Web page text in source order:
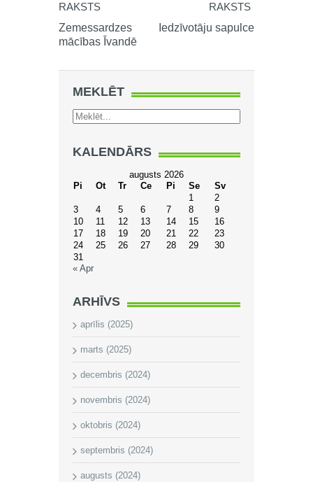
RAKSTS
Zemessardzes
mācības Īvandē
RAKSTS
Iedzīvotāju sapulce
MEKLĒT
KALENDĀRS
augusts 2026
Pi
Ot Tr Ce Pi Se
Sv
1
2
3
4 5 6 7 8
9
10
11 12 13 14 15
16
17
18 19 20 21 22
23
24
25 26 27 28 29
30
31
« Apr
ARHĪVS
aprīlis (2025)
marts (2025)
decembris (2024)
novembris (2024)
oktobris (2024)
septembris (2024)
augusts (2024)